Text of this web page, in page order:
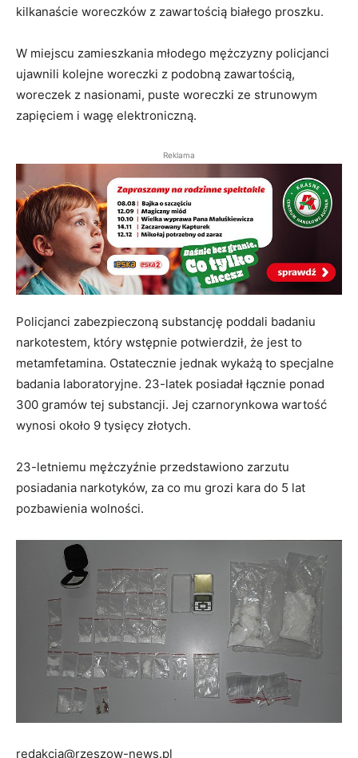
kilkanaście woreczków z zawartością białego proszku.
W miejscu zamieszkania młodego mężczyzny policjanci
ujawnili kolejne woreczki z podobną zawartością,
woreczek z nasionami, puste woreczki ze strunowym
zapięciem i wagę elektroniczną.
Reklama
Policjanci zabezpieczoną substancję poddali badaniu
narkotestem, który wstępnie potwierdził, że jest to
metamfetamina. Ostatecznie jednak wykażą to specjalne
badania laboratoryjne. 23-latek posiadał łącznie ponad
300 gramów tej substancji. Jej czarnorynkowa wartość
wynosi około 9 tysięcy złotych.
23-letniemu mężczyźnie przedstawiono zarzutu
posiadania narkotyków, za co mu grozi kara do 5 lat
pozbawienia wolności.
redakcja@rzeszow-news.pl